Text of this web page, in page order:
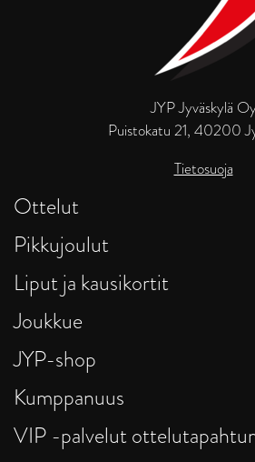
JYP Jyväskylä
Puistokatu 21, 40200
Tietosuoja
Ottelut
Pikkujoulut
Liput ja kausikortit
Joukkue
JYP-shop
Kumppanuus
VIP -palvelut